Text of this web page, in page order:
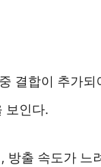
결합이 추가
보인다.
방출 속도가 느